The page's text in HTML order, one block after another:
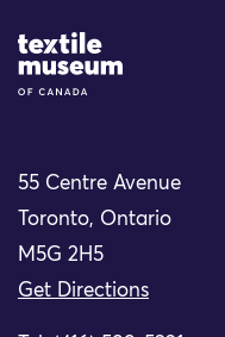
Site Logo
55 Centre Avenue
Toronto, Ontario
M5G 2H5
Get Directions